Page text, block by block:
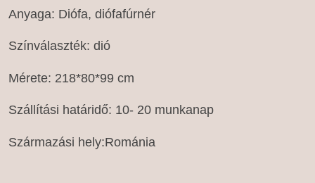
Anyaga: Diófa, diófafúrnér
Színválaszték: dió
Mérete: 218*80*99 cm
Szállítási határidő: 10- 20 munkanap
Származási hely:Románia